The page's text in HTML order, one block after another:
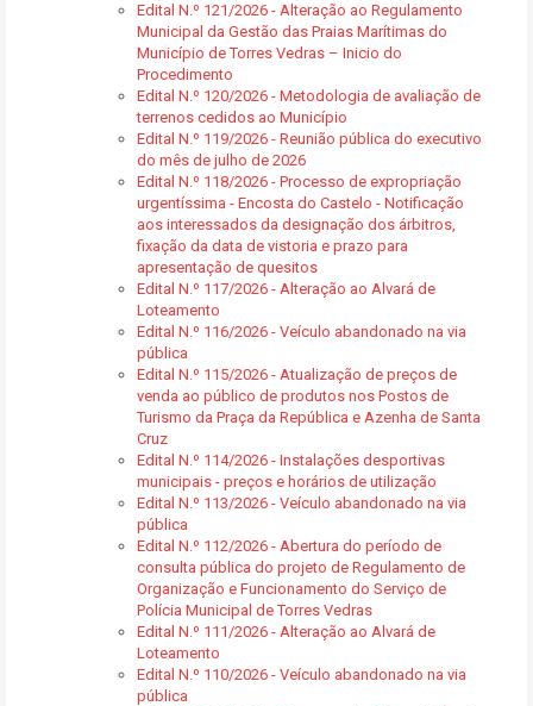
Edital N.º 121/2026 - Alteração ao Regulamento
Municipal da Gestão das Praias Marítimas do
Município de Torres Vedras – Inicio do
Procedimento
Edital N.º 120/2026 - Metodologia de avaliação de
terrenos cedidos ao Município
Edital N.º 119/2026 - Reunião pública do executivo
do mês de julho de 2026
Edital N.º 118/2026 - Processo de expropriação
urgentíssima - Encosta do Castelo - Notificação
aos interessados da designação dos árbitros,
fixação da data de vistoria e prazo para
apresentação de quesitos
Edital N.º 117/2026 - Alteração ao Alvará de
Loteamento
Edital N.º 116/2026 - Veículo abandonado na via
pública
Edital N.º 115/2026 - Atualização de preços de
venda ao público de produtos nos Postos de
Turismo da Praça da República e Azenha de Santa
Cruz
Edital N.º 114/2026 - Instalações desportivas
municipais - preços e horários de utilização
Edital N.º 113/2026 - Veículo abandonado na via
pública
Edital N.º 112/2026 - Abertura do período de
consulta pública do projeto de Regulamento de
Organização e Funcionamento do Serviço de
Polícia Municipal de Torres Vedras
Edital N.º 111/2026 - Alteração ao Alvará de
Loteamento
Edital N.º 110/2026 - Veículo abandonado na via
pública